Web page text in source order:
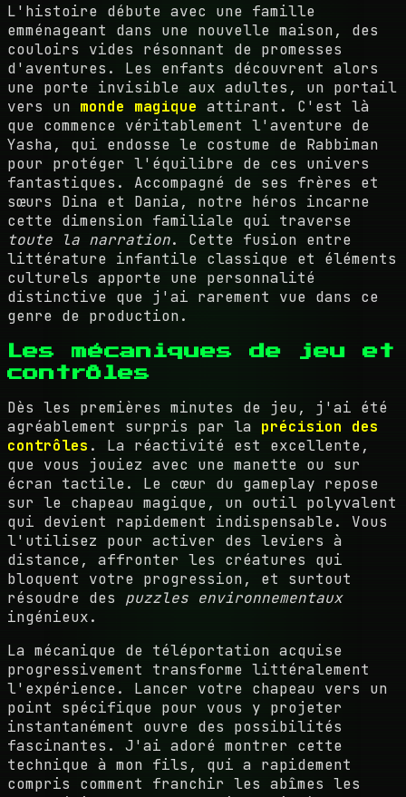
L'histoire débute avec une famille
emménageant dans une nouvelle maison, des
couloirs vides résonnant de promesses
d'aventures. Les enfants découvrent alors
une porte invisible aux adultes, un portail
vers un monde magique attirant. C'est là
que commence véritablement l'aventure de
Yasha, qui endosse le costume de Rabbiman
pour protéger l'équilibre de ces univers
fantastiques. Accompagné de ses frères et
sœurs Dina et Dania, notre héros incarne
cette dimension familiale qui traverse
toute la narration. Cette fusion entre
littérature infantile classique et éléments
culturels apporte une personnalité
distinctive que j'ai rarement vue dans ce
genre de production.
Les mécaniques de jeu et
contrôles
Dès les premières minutes de jeu, j'ai été
agréablement surpris par la précision des
contrôles . La réactivité est excellente,
que vous jouiez avec une manette ou sur
écran tactile. Le cœur du gameplay repose
sur le chapeau magique, un outil polyvalent
qui devient rapidement indispensable. Vous
l'utilisez pour activer des leviers à
distance, affronter les créatures qui
bloquent votre progression, et surtout
résoudre des puzzles environnementaux
ingénieux.
La mécanique de téléportation acquise
progressivement transforme littéralement
l'expérience. Lancer votre chapeau vers un
point spécifique pour vous y projeter
instantanément ouvre des possibilités
fascinantes. J'ai adoré montrer cette
technique à mon fils, qui a rapidement
compris comment franchir les abîmes les